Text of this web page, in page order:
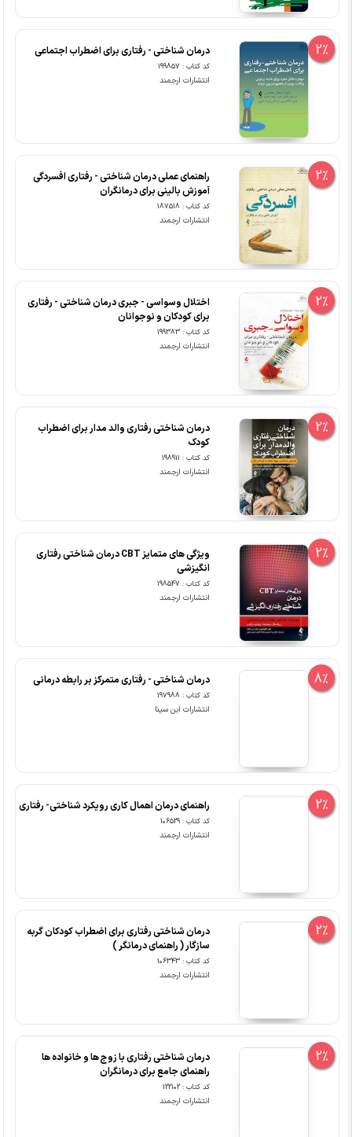
2% درمان شناختی - رفتاری برای اضطراب اجتماعی
کد کتاب : 199857
انتشارات ارجمند
2%
راهنمای عملی درمان شناختی - رفتاری افسردگی
آموزش بالینی برای درمانگران
کد کتاب : 187518
انتشارات ارجمند
2%
اختلال وسواسی - جبری درمان شناختی - رفتاری
برای کودکان و نوجوانان
کد کتاب : 199383
انتشارات ارجمند
2%
درمان شناختی رفتاری والد مدار برای اضطراب
کودک
کد کتاب : 198911
انتشارات ارجمند
2%
ویژگی های متمایز CBT درمان شناختی رفتاری
انگیزشی
کد کتاب : 198547
انتشارات ارجمند
8% درمان شناختی - رفتاری متمرکز بر رابطه درمانی
کد کتاب : 197988
انتشارات ابن سینا
2% راهنمای درمان اهمال کاری رویکرد شناختی- رفتاری
کد کتاب : 106529
انتشارات ارجمند
2%
درمان شناختی رفتاری برای اضطراب کودکان گربه
سازگار ( راهنمای درمانگر )
کد کتاب : 106343
انتشارات ارجمند
2%
درمان شناختی رفتاری با زوج ها و خانواده ها
راهنمای جامع برای درمانگران
کد کتاب : 122102
انتشارات ارجمند